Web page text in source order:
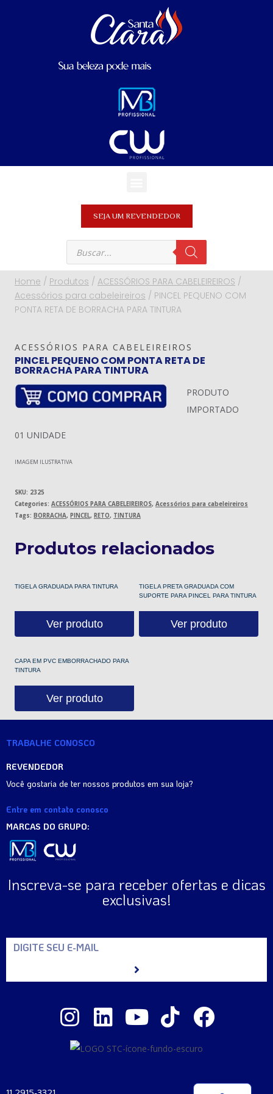
SEJA UM REVENDEDOR
Home / Produtos / ACESSÓRIOS PARA CABELEIREIROS /
Acessórios para cabeleireiros / PINCEL PEQUENO COM
PONTA RETA DE BORRACHA PARA TINTURA
ACESSÓRIOS PARA CABELEIREIROS
PINCEL PEQUENO COM PONTA RETA DE
BORRACHA PARA TINTURA
PRODUTO
IMPORTADO
01 UNIDADE
IMAGEM ILUSTRATIVA
SKU: 2325
Categories: ACESSÓRIOS PARA CABELEIREIROS, Acessórios para cabeleireiros
Tags: BORRACHA, PINCEL, RETO, TINTURA
Produtos relacionados
TIGELA GRADUADA PARA TINTURA
Ver produto
TIGELA PRETA GRADUADA COM
SUPORTE PARA PINCEL PARA TINTURA
Ver produto
CAPA EM PVC EMBORRACHADO PARA
TINTURA
Ver produto
TRABALHE CONOSCO
REVENDEDOR
Você gostaria de ter nossos produtos em sua loja?
Entre em contato conosco
MARCAS DO GRUPO:
Inscreva-se para receber ofertas e dicas
exclusivas!